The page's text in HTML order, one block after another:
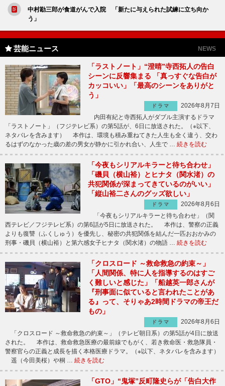
中村勘三郎が食道がんで入院 「新たに与えられた試練に立ち向か
う」
芸能ニュース NEWS
「ラストノート」“澄晴”寺西拓人の告白
シーンに反響集まる 「真っすぐな告白が
カッコいい」「最高のシーンをありがと
う」
ドラマ
2026年8月7日
内田有紀と寺西拓人がダブル主演するドラマ
「ラストノート」（フジテレビ系）の第5話が、6日に放送された。（※以下、
ネタバレを含みます） 本作は、環境も積み重ねてきた人生も全く違う、交わ
るはずのなかった歳の差の男女が静かに引かれ合い、人生で … 続きを読む
「今夜もシリアルキラーと待ち合わせ」
「磯貝（横山裕）とヒナタ（関水渚）の
共犯関係が深まってきているのがいい」
「縦山裕二さんのグッズ欲しい」
ドラマ
2026年8月6日
「今夜もシリアルキラーと待ち合わせ」（関
西テレビ／フジテレビ系）の第6話が5日に放送された。 本作は、警察の正義
よりも復讐（ふくしゅう）を優先し、秘密の共犯関係を結んだ一匹おおかみの
刑事・磯貝（横山裕）と第六感女子ヒナタ（関水渚）の物語 … 続きを読む
「クロスロード ～救命救急の約束～」
「人間関係、特に人を指導するのはすご
く難しいと感じた」「船越英一郎さんが
『刑事面に似ていると言われたことがあ
る』って、そりゃあ2時間ドラマの帝王だ
もの」
ドラマ
2026年8月6日
「クロスロード ～救命救急の約束～」（テレビ朝日系）の第5話が4日に放送
された。 本作は、救命救急医療の最前線でもがく、若き救命医・救急隊員・
警察官らの正義と成長を描く本格医療ドラマ。（※以下、ネタバレを含みます）
遥（今田美桜）や桐 … 続きを読む
「GTO」“鬼塚”反町隆史らが「告白大作